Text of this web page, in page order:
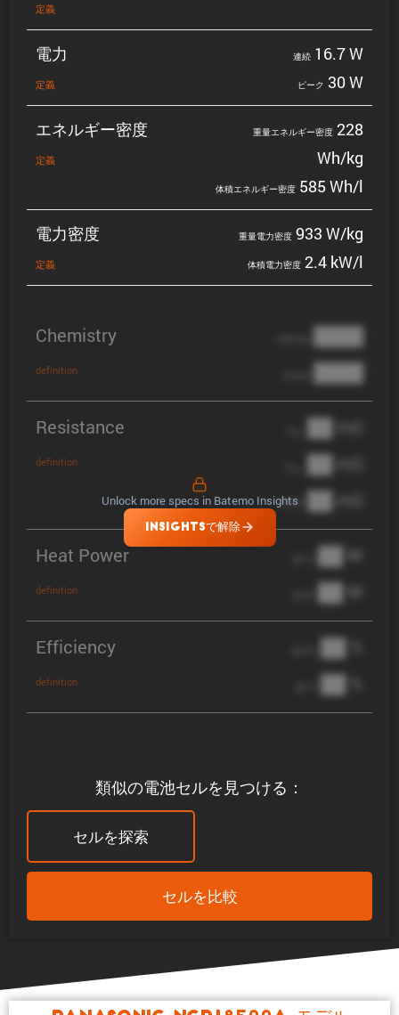
類似の電池セルを見つける：
セルを探索
セルを比較
定義
電力
定義
連続 16.7 W
ピーク 30 W
エネルギー密度
定義
重量エネルギー密度 228
Wh/kg
体積エネルギー密度 585 Wh/l
電力密度
定義
重量電力密度 933 W/kg
体積電力密度 2.4 kW/l
Chemistry
definition
████
████
Resistance
definition
██ mΩ
██ mΩ
DCIR ██ mΩ
Heat Power
definition
██ W
██ W
Efficiency
definition
██ %
██ %
Unlock more specs in Batemo Insights
INSIGHTSで解除